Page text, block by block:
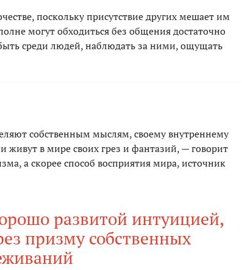
поскольку присутствие других мешает им
могут обходиться без общения достаточно
среди людей, наблюдать за ними, ощущать
собственным мыслям, своему внутреннему
живут в мире своих грез и фантазий, — говорит
а скорее способ восприятия мира, источник
развитой интуицией,
призму собственных